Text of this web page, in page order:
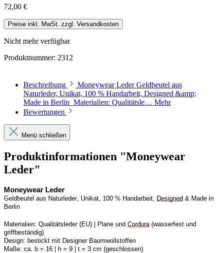
72,00 €
Preise inkl. MwSt. zzgl. Versandkosten
Nicht mehr verfügbar
Produktnummer: 2312
Beschreibung
Moneywear Leder Geldbeutel aus
Naturleder, Unikat, 100 % Handarbeit, Designed &amp;
Made in Berlin Materialien: Qualitätsle… Mehr
Bewertungen
Menü schließen
Produktinformationen "Moneywear
Leder"
Moneywear Leder
Geldbeutel aus Naturleder, Unikat, 100 % Handarbeit, Designed & Made in
Berlin
Materialien: Qualitätsleder (EU) | Plane und Cordura (wasserfest und
griffbeständig)
Design: bestickt mit Designer Baumwollstoffen
Maße: ca. b = 16 | h = 9 | t = 3 cm (geschlossen)